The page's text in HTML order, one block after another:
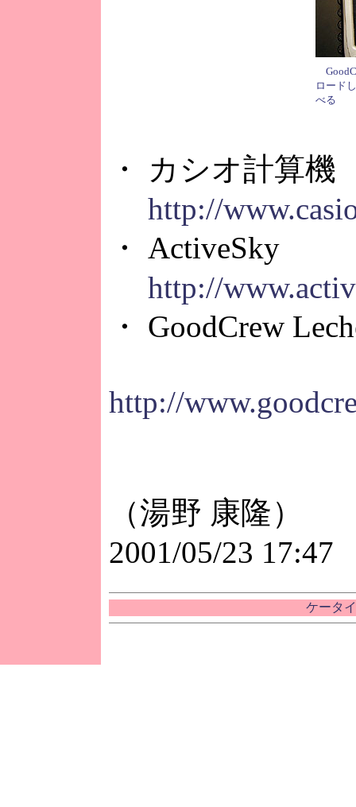
ロード
べる
・ カシオ計算機
http://
・ ActiveSky
http://
・ GoodCrew
http://
（湯野 康隆）
2001/05/23 17:47
ケータ